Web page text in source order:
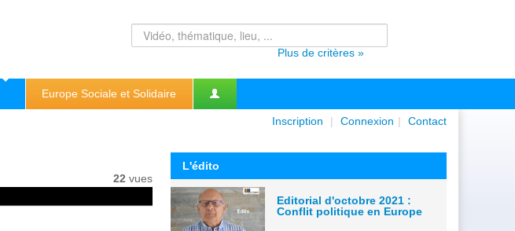
Plus de critères »
Europe Sociale et Solidaire
Inscription | Connexion | Contact
22 vues
L'édito
Editorial d'octobre 2021 :
Conflit politique en Europe